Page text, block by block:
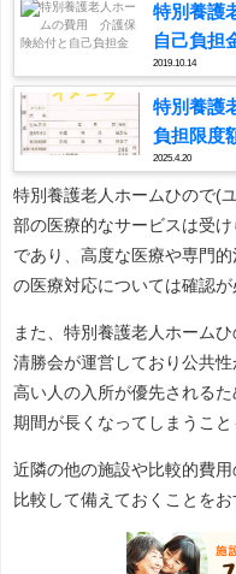
特別養護
自己負担
2019.10.14
特別養護
負担限度
2025.4.20
特別養護老人ホームひので(
部の医療的なサービスは受
であり、高度な医療や専門
の医療対応については確認が
また、特別養護老人ホーム
清勝会が運営しており公共
高い人の入所が優先される
期間が長くなってしまうこと
近隣の他の施設や比較的費
比較して備えておくことをお